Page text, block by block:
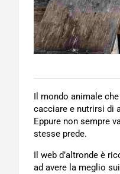
Il mondo animale
cacciare e nutrirsi di
Eppure non sempre
stesse prede.
Il web d’altronde è
ad avere la meglio